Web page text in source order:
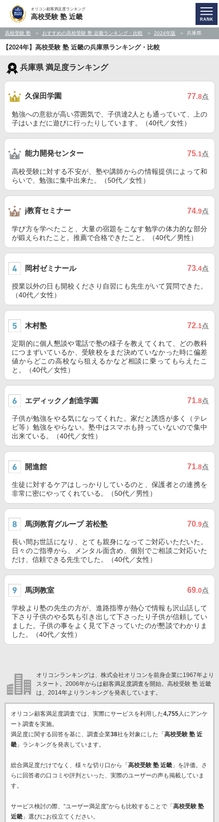
オリコン顧客満足度ランキング
高校受験 塾 近畿
高校受験 塾 おすすめの高校受験 塾 近畿ランキング・比較 2024年版 兵庫県
【2024年】高校受験 塾 近畿の兵庫県ランキング・比較
兵庫県 満足度ランキング
久保田学園 77.8点
勉強への意欲が高い雰囲気で、子供達2人とも通っていて、上の
子はいまだに遊びに行ったりしています。（40代／女性）
能力開発センター 75.1点
高校受験に対する不安が、塾や講師からの情報提供によって和
らいで、勉強に集中出来た。（50代／女性）
j教育セミナー 74.9点
学び方を学べたこと、大量の宿題をこなす勉学の体力的な部分
が鍛えられたこと。推薦で合格できたこと。（40代／男性）
岡村ゼミナール 73.4点
授業以外の日も開校くださり自習にも先生がいて質問できた。
（40代／女性）
木村塾 72.1点
定期的に個人懇談や電話で塾の様子を教えてくれて、どの教科
につまずいているか、受験校をまだ決めていなかった時に偏差
値からどこの高校なら狙えるかなど相談に乗ってもらえたこ
と。（40代／女性）
エディック／創造学園 71.8点
子供が勉強をやる気になってくれた。家だと誘惑が多く（テレ
ビ等）勉強をやらない。塾中はスマホも持っていないので集中
出来ている。（40代／女性）
開進館 71.8点
生徒に対するケアはしっかりしているのと、保護者との連携を
非常に密にやってくれている。（50代／男性）
馬渕教育グループ 若松塾 70.9点
長い間お世話になり、とても親身になってご対応いただいた。
日々のご指導から、メンタル面含め、個別でご相談ご対応いた
だけ、信頼できる先生でした。（40代／女性）
馬渕教室 69.0点
学校より塾の先生の方が、進路指導が熱心で情報も沢山話して
下さり子供のやる気も引き出して下さったり子供が信頼してい
ました。子供の事をよく見て下さっていたのが懇談でわかりま
した。（40代／女性）
オリコンランキングは、株式会社オリコンを前身企業に1967年より
スタート。2006年からは顧客満足度調査を開始。高校受験 塾 近畿
は、2014年よりランキングを発表しています。
オリコン顧客満足度調査では、実際にサービスを利用した4,755人にアンケ
ート調査を実施。
満足度に関する回答を基に、調査企業38社を対象にした「 高校受験 塾 近
畿」ランキングを発表しています。
総合満足度だけでなく、様々な切り口から「 高校受験 塾 近畿」を評価。さ
らに回答者の口コミや評判といった、実際のユーザーの声も掲載していま
す。
サービス検討の際、“ユーザー満足度”からも比較することで「 高校受験 塾
近畿」選びにお役立てください。